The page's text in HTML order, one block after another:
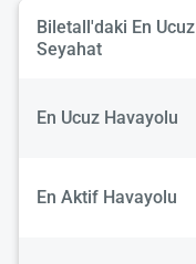
Biletall'daki En Ucuz
Seyahat
En Ucuz Havayolu
En Aktif Havayolu